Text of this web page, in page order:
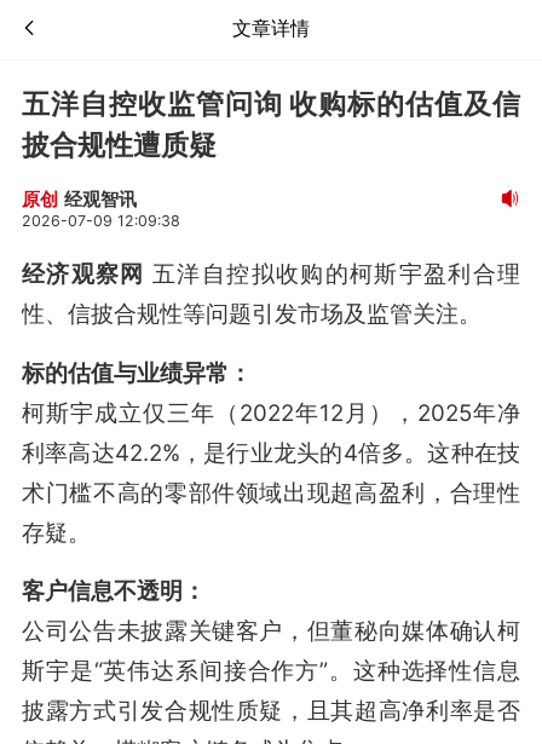
文章详情
五洋自控收监管问询 收购标的估值及信
披合规性遭质疑
原创 经观智讯
2026-07-09 12:09:38
经济观察网 五洋自控拟收购的柯斯宇盈利合理
性、信披合规性等问题引发市场及监管关注。
标的估值与业绩异常：
柯斯宇成立仅三年（2022年12月），2025年净
利率高达42.2%，是行业龙头的4倍多。这种在技
术门槛不高的零部件领域出现超高盈利，合理性
存疑。
客户信息不透明：
公司公告未披露关键客户，但董秘向媒体确认柯
斯宇是“英伟达系间接合作方”。这种选择性信息
披露方式引发合规性质疑，且其超高净利率是否